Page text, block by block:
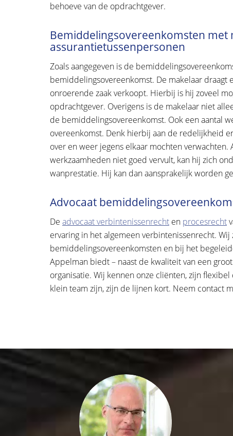
behoeve van de opdrachtgever.
Bemiddelingsovereenkomsten met
assurantietussenpersonen
Zoals aangegeven is de
bemiddelingsovereenkomst. De makelaar draagt
onroerende zaak verkoopt. Hierbij is hij zoveel
opdrachtgever. Overigens is de makelaar niet
de bemiddelingsovereenkomst. Ook een aantal
overeenkomst. Denk hierbij aan de redelijkheid
over en weer jegens elkaar mochten
werkzaamheden niet goed vervult, kan hij zich
wanprestatie. Hij kan dan aansprakelijk worden
Advocaat
De advocaat verbintenissenrecht en procesrecht
ervaring in het algemeen verbintenissenrecht.
bemiddelingsovereenkomsten en bij het
Appelman biedt – naast de kwaliteit van een
organisatie. Wij kennen onze cliënten, zijn
klein team zijn, zijn de lijnen kort. Neem contact